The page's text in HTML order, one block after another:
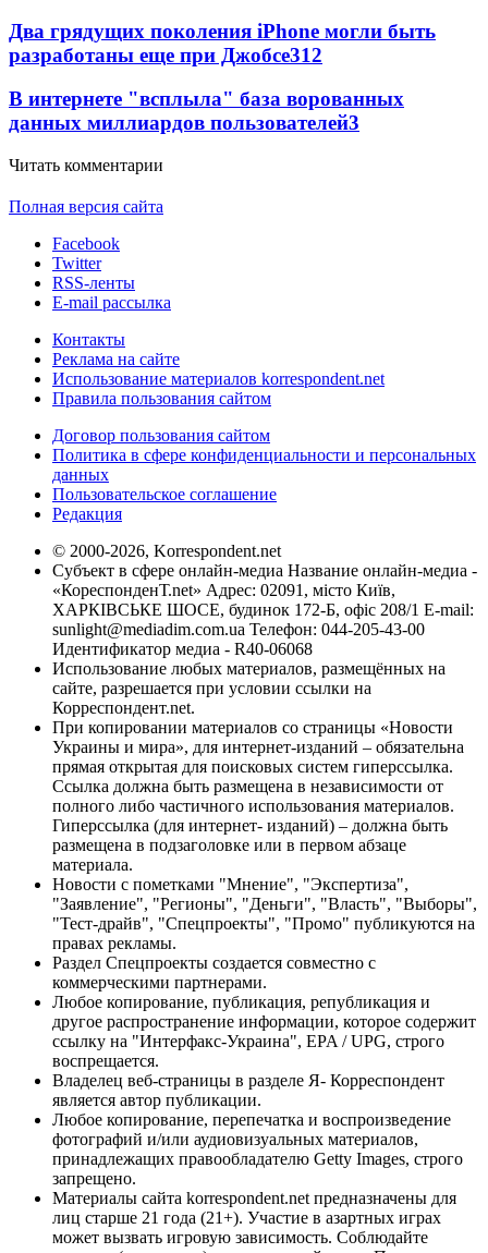
Два грядущих поколения iPhone могли быть
разработаны еще при Джобсе312
В интернете "всплыла" база ворованных
данных миллиардов пользователей3
Читать комментарии
Полная версия сайта
Facebook
Twitter
RSS-ленты
E-mail рассылка
Контакты
Реклама на сайте
Использование материалов korrespondent.net
Правила пользования сайтом
Договор пользования сайтом
Политика в сфере конфиденциальности и персональных
данных
Пользовательское соглашение
Редакция
© 2000-2026, Korrespondent.net
Субъект в сфере онлайн-медиа Название онлайн-медиа -
«КореспонденТ.net» Адрес: 02091, місто Київ,
ХАРКІВСЬКЕ ШОСЕ, будинок 172-Б, офіс 208/1 E-mail:
sunlight@mediadim.com.ua Телефон: 044-205-43-00
Идентификатор медиа - R40-06068
Использование любых материалов, размещённых на
сайте, разрешается при условии ссылки на
Корреспондент.net.
При копировании материалов со страницы «Новости
Украины и мира», для интернет-изданий – обязательна
прямая открытая для поисковых систем гиперссылка.
Ссылка должна быть размещена в независимости от
полного либо частичного использования материалов.
Гиперссылка (для интернет- изданий) – должна быть
размещена в подзаголовке или в первом абзаце
материала.
Новости с пометками "Мнение", "Экспертиза",
"Заявление", "Регионы", "Деньги", "Власть", "Выборы",
"Тест-драйв", "Спецпроекты", "Промо" публикуются на
правах рекламы.
Раздел Спецпроекты создается совместно с
коммерческими партнерами.
Любое копирование, публикация, републикация и
другое распространение информации, которое содержит
ссылку на "Интерфакс-Украина", EPA / UPG, строго
воспрещается.
Владелец веб-страницы в разделе Я- Корреспондент
является автор публикации.
Любое копирование, перепечатка и воспроизведение
фотографий и/или аудиовизуальных материалов,
принадлежащих правообладателю Getty Images, строго
запрещено.
Материалы сайта korrespondent.net предназначены для
лиц старше 21 года (21+). Участие в азартных играх
может вызвать игровую зависимость. Соблюдайте